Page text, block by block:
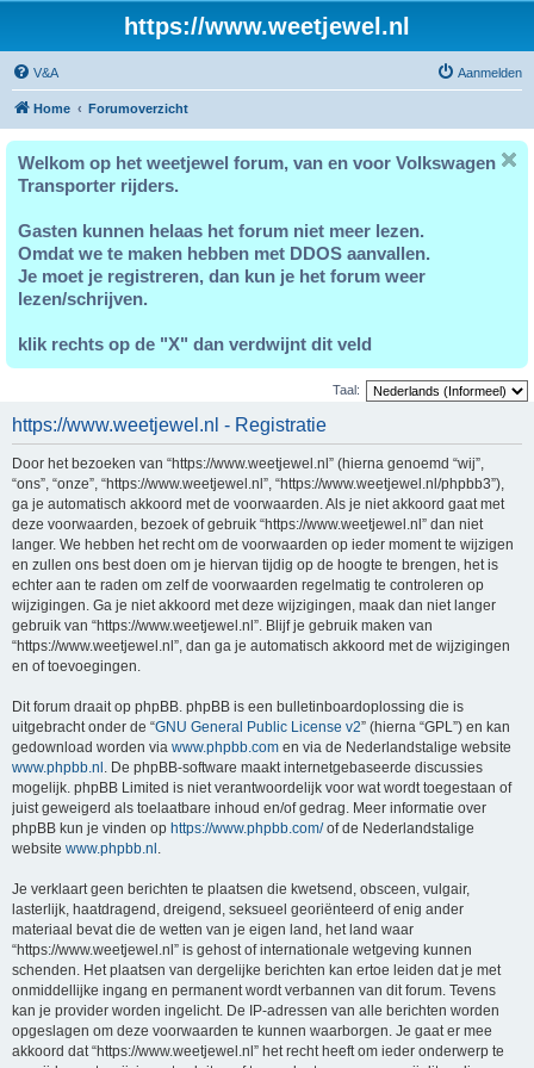
https://www.weetjewel.nl
V&A Aanmelden
Home Forumoverzicht
Welkom op het weetjewel forum, van en voor Volkswagen
Transporter rijders.
Gasten kunnen helaas het forum niet meer lezen.
Omdat we te maken hebben met DDOS aanvallen.
Je moet je registreren, dan kun je het forum weer
lezen/schrijven.
klik rechts op de "X" dan verdwijnt dit veld
Taal:
https://www.weetjewel.nl - Registratie
Door het bezoeken van “https://www.weetjewel.nl” (hierna genoemd “wij”,
“ons”, “onze”, “https://www.weetjewel.nl”, “https://www.weetjewel.nl/phpbb3”),
ga je automatisch akkoord met de voorwaarden. Als je niet akkoord gaat met
deze voorwaarden, bezoek of gebruik “https://www.weetjewel.nl” dan niet
langer. We hebben het recht om de voorwaarden op ieder moment te wijzigen
en zullen ons best doen om je hiervan tijdig op de hoogte te brengen, het is
echter aan te raden om zelf de voorwaarden regelmatig te controleren op
wijzigingen. Ga je niet akkoord met deze wijzigingen, maak dan niet langer
gebruik van “https://www.weetjewel.nl”. Blijf je gebruik maken van
“https://www.weetjewel.nl”, dan ga je automatisch akkoord met de wijzigingen
en of toevoegingen.
Dit forum draait op phpBB. phpBB is een bulletinboardoplossing die is
uitgebracht onder de “GNU General Public License v2” (hierna “GPL”) en kan
gedownload worden via www.phpbb.com en via de Nederlandstalige website
www.phpbb.nl . De phpBB-software maakt internetgebaseerde discussies
mogelijk. phpBB Limited is niet verantwoordelijk voor wat wordt toegestaan of
juist geweigerd als toelaatbare inhoud en/of gedrag. Meer informatie over
phpBB kun je vinden op https://www.phpbb.com/of de Nederlandstalige
website www.phpbb.nl .
Je verklaart geen berichten te plaatsen die kwetsend, obsceen, vulgair,
lasterlijk, haatdragend, dreigend, seksueel georiënteerd of enig ander
materiaal bevat die de wetten van je eigen land, het land waar
“https://www.weetjewel.nl” is gehost of internationale wetgeving kunnen
schenden. Het plaatsen van dergelijke berichten kan ertoe leiden dat je met
onmiddellijke ingang en permanent wordt verbannen van dit forum. Tevens
kan je provider worden ingelicht. De IP-adressen van alle berichten worden
opgeslagen om deze voorwaarden te kunnen waarborgen. Je gaat er mee
akkoord dat “https://www.weetjewel.nl” het recht heeft om ieder onderwerp te